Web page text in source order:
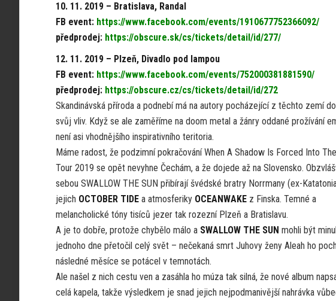
10. 11. 2019 – Bratislava, Randal
FB event: https://www.facebook.com/events/1910677752366092/
předprodej: https://obscure.sk/cs/tickets/detail/id/277/
12. 11. 2019 – Plzeň, Divadlo pod lampou
FB event: https://www.facebook.com/events/752000381881590/
předprodej: https://obscure.cz/cs/tickets/detail/id/272
Skandinávská příroda a podnebí má na autory pocházející z těchto zemí
svůj vliv. Když se ale zaměříme na doom metal a žánry oddané prožívání
není asi vhodnějšího inspirativního teritoria.
Máme radost, že podzimní pokračování When A Shadow Is Forced Into
Tour 2019 se opět nevyhne Čechám, a že dojede až na Slovensko.
sebou SWALLOW THE SUN přibírají švédské bratry Norrmany (ex-
jejich OCTOBER TIDE a atmosferiky OCEANWAKE z Finska. Temné a
melancholické tóny tisíců jezer tak rozezní Plzeň a Bratislavu.
A je to dobře, protože chybělo málo a SWALLOW THE SUN mohli být
jednoho dne přetočil celý svět – nečekaná smrt Juhovy ženy Aleah ho
následné měsíce se potácel v temnotách.
Ale našel z nich cestu ven a zasáhla ho múza tak silná, že nové album
celá kapela, takže výsledkem je snad jejich nejpodmanivější nahrávka